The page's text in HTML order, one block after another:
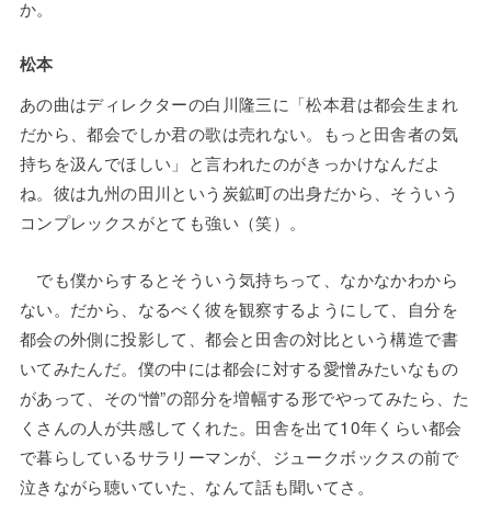
か。
松本
あの曲はディレクターの白川隆三に「松本君は都会生まれ
だから、都会でしか君の歌は売れない。もっと田舎者の気
持ちを汲んでほしい」と言われたのがきっかけなんだよ
ね。彼は九州の田川という炭鉱町の出身だから、そういう
コンプレックスがとても強い（笑）。
でも僕からするとそういう気持ちって、なかなかわから
ない。だから、なるべく彼を観察するようにして、自分を
都会の外側に投影して、都会と田舎の対比という構造で書
いてみたんだ。僕の中には都会に対する愛憎みたいなもの
があって、その“憎”の部分を増幅する形でやってみたら、た
くさんの人が共感してくれた。田舎を出て10年くらい都会
で暮らしているサラリーマンが、ジュークボックスの前で
泣きながら聴いていた、なんて話も聞いてさ。